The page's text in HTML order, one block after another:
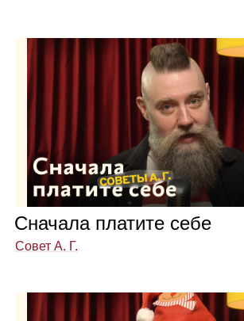
Сна­чала пла­тите себе
Совет А. Г.